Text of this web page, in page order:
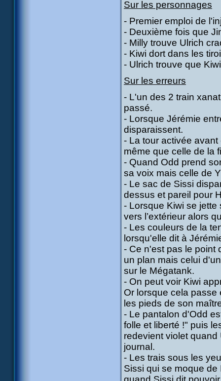
Sur les personnages
- Premier emploi de
- Deuxième fois que
- Milly trouve Ulrich
- Kiwi dort dans les
- Ulrich trouve que
Sur les erreurs
- L'un des 2 train
passé.
- Lorsque Jérémie
disparaissent.
- La tour activée
même que celle de la
- Quand Odd prend
sa voix mais celle de
- Le sac de Sissi
dessus et pareil pour
- Lorsque Kiwi se
vers l’extérieur alors
- Les couleurs de la
lorsqu'elle dit à
- Ce n'est pas le point
un plan mais celui
sur le Mégatank.
- On peut voir Kiwi
Or lorsque cela passe
les pieds de son
- Le pantalon d'Odd
folle et liberté !" puis
redevient violet quand
journal.
- Les trais sous les
Sissi qui se moque de